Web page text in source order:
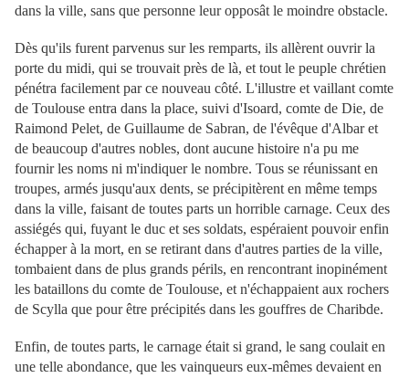
dans la ville, sans que personne leur opposât le moindre obstacle.
Dès qu'ils furent parvenus sur les remparts, ils allèrent ouvrir la
porte du midi, qui se trouvait près de là, et tout le peuple chrétien
pénétra facilement par ce nouveau côté. L'illustre et vaillant comte
de Toulouse entra dans la place, suivi d'Isoard, comte de Die, de
Raimond Pelet, de Guillaume de Sabran, de l'évêque d'Albar et
de beaucoup d'autres nobles, dont aucune histoire n'a pu me
fournir les noms ni m'indiquer le nombre. Tous se réunissant en
troupes, armés jusqu'aux dents, se précipitèrent en même temps
dans la ville, faisant de toutes parts un horrible carnage. Ceux des
assiégés qui, fuyant le duc et ses soldats, espéraient pouvoir enfin
échapper à la mort, en se retirant dans d'autres parties de la ville,
tombaient dans de plus grands périls, en rencontrant inopinément
les bataillons du comte de Toulouse, et n'échappaient aux rochers
de Scylla que pour être précipités dans les gouffres de Charibde.
Enfin, de toutes parts, le carnage était si grand, le sang coulait en
une telle abondance, que les vainqueurs eux-mêmes devaient en